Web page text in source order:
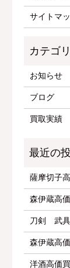
サイトマ
お知らせ
ブログ
買取実績
薩摩切子
森伊蔵高
刀剣 武具
森伊蔵高
洋酒高価